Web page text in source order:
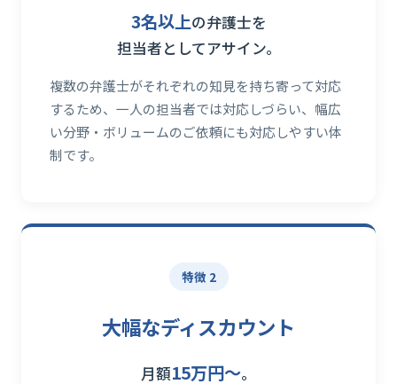
3名以上の弁護士を
担当者としてアサイン。
複数の弁護士がそれぞれの知見を持ち寄って対応
するため、一人の担当者では対応しづらい、幅広
い分野・ボリュームのご依頼にも対応しやすい体
制です。
特徴 2
大幅なディスカウント
月額15万円〜。